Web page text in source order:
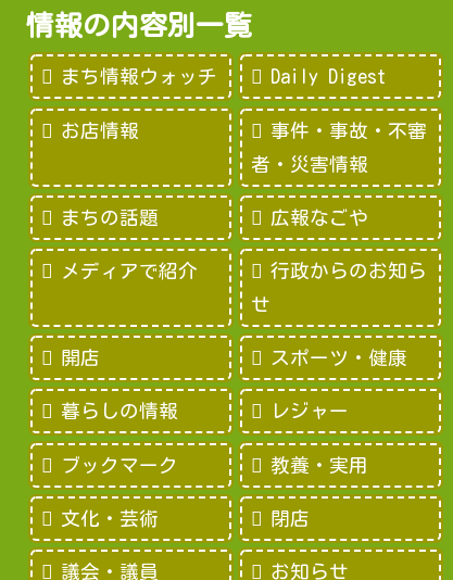
情報の内容別一覧
まち情報ウォッチ Daily Digest
お店情報
事件・事故・不審
者・災害情報
まちの話題 広報なごや
メディアで紹介
行政からのお知ら
せ
開店 スポーツ・健康
暮らしの情報 レジャー
ブックマーク 教養・実用
文化・芸術 閉店
議会・議員 お知らせ